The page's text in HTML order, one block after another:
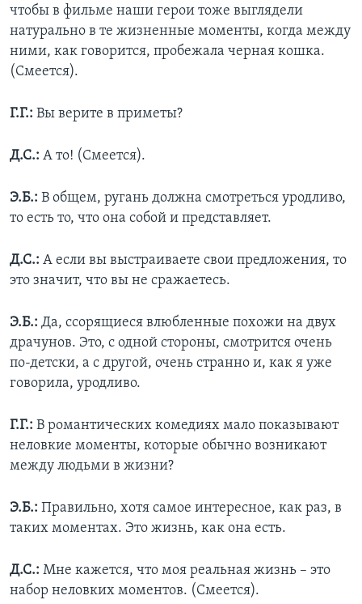
чтобы в фильме наши герои тоже выглядели
натурально в те жизненные моменты, когда между
ними, как говорится, пробежала черная кошка.
(Смеется).
Г.Г.: Вы верите в приметы?
Д.С.: А то! (Смеется).
Э.Б.: В общем, ругань должна смотреться уродливо,
то есть то, что она собой и представляет.
Д.С.: А если вы выстраиваете свои предложения, то
это значит, что вы не сражаетесь.
Э.Б.: Да, ссорящиеся влюбленные похожи на двух
драчунов. Это, с одной стороны, смотрится очень
по-детски, а с другой, очень странно и, как я уже
говорила, уродливо.
Г.Г.: В романтических комедиях мало показывают
неловкие моменты, которые обычно возникают
между людьми в жизни?
Э.Б.: Правильно, хотя самое интересное, как раз, в
таких моментах. Это жизнь, как она есть.
Д.С.: Мне кажется, что моя реальная жизнь – это
набор неловких моментов. (Смеется).